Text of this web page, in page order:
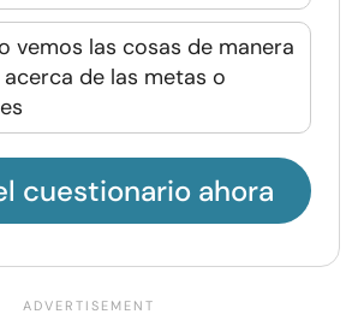
vemos las cosas de manera
de las metas o
cuestionario ahora